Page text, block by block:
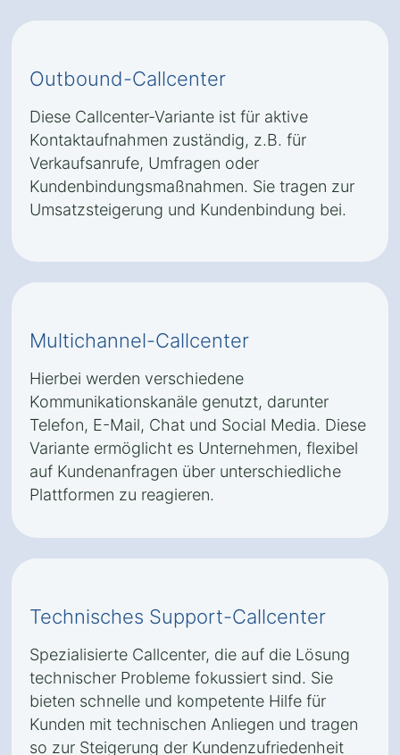
Outbound-Callcenter
Diese Callcenter-Variante ist für aktive
Kontaktaufnahmen zuständig, z.B. für
Verkaufsanrufe, Umfragen oder
Kundenbindungsmaßnahmen. Sie tragen zur
Umsatzsteigerung und Kundenbindung bei.
Multichannel-Callcenter
Hierbei werden verschiedene
Kommunikationskanäle genutzt, darunter
Telefon, E-Mail, Chat und Social Media. Diese
Variante ermöglicht es Unternehmen, flexibel
auf Kundenanfragen über unterschiedliche
Plattformen zu reagieren.
Technisches Support-Callcenter
Spezialisierte Callcenter, die auf die Lösung
technischer Probleme fokussiert sind. Sie
bieten schnelle und kompetente Hilfe für
Kunden mit technischen Anliegen und tragen
so zur Steigerung der Kundenzufriedenheit